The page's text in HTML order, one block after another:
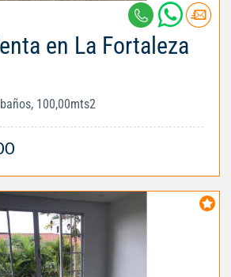
en La Fortaleza
100,00mts2